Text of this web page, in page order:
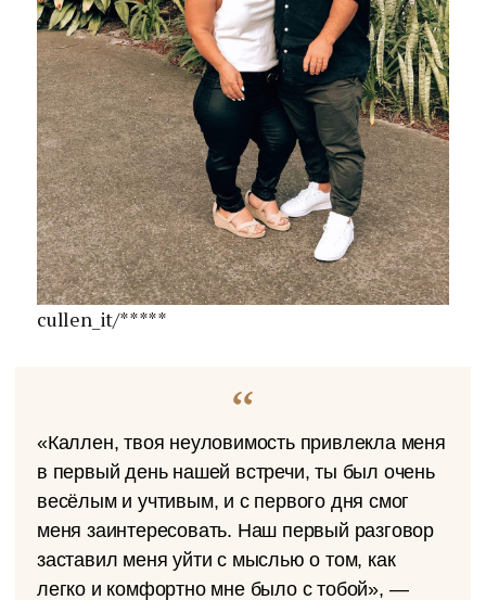
cullen_it/*****
«Каллен, твоя неуловимость привлекла меня
в первый день нашей встречи, ты был очень
весёлым и учтивым, и с первого дня смог
меня заинтересовать. Наш первый разговор
заставил меня уйти с мыслью о том, как
легко и комфортно мне было с тобой», —